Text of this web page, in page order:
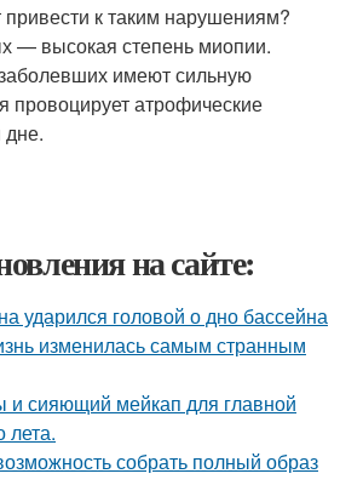
к таким нарушениям?
— высокая степень миопии.
имеют сильную
провоцирует атрофические
дне.
на сайте:
ударился головой о дно бассейна
изменилась самым странным
сияющий мейкап для главной
лета.
собрать полный образ